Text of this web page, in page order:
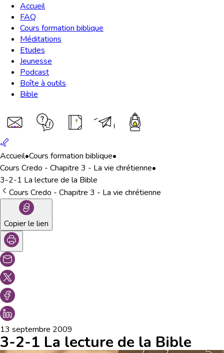
Accueil
FAQ
Cours formation biblique
Méditations
Etudes
Jeunesse
Podcast
Boîte à outils
Bible
Accueil•Cours formation biblique•
Cours Credo - Chapitre 3 - La vie chrétienne•
3-2-1 La lecture de la Bible
Cours Credo - Chapitre 3 - La vie chrétienne
Copier le lien
13 septembre 2009
3-2-1 La lecture de la Bible